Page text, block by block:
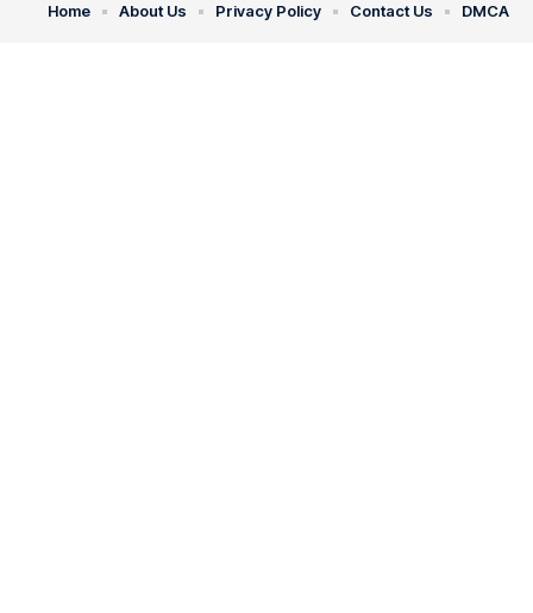
Home About Us Privacy Policy Contact Us DMCA